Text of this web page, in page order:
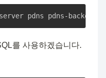
pdns pdns-backend-
를 사용하겠습니다.